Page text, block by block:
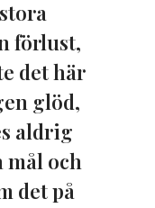
förlust,
det här
glöd,
aldrig
mål och
det på